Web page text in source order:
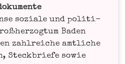
sozia­le und poli­ti­
Baden
zahl­rei­che amt­li­che
Steck­brie­fe sowie